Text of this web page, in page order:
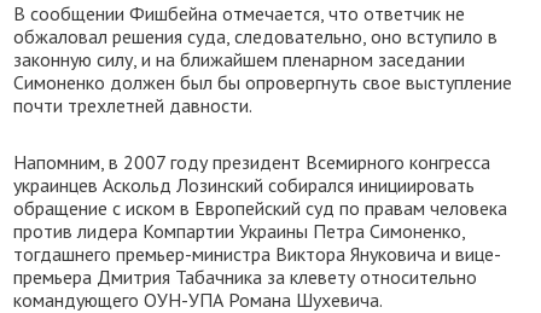
В сообщении Фишбейна отмечается, что ответчик не
обжаловал решения суда, следовательно, оно вступило в
законную силу, и на ближайшем пленарном заседании
Симоненко должен был бы опровергнуть свое выступление
почти трехлетней давности.
Напомним, в 2007 году президент Всемирного конгресса
украинцев Аскольд Лозинский собирался инициировать
обращение с иском в Европейский суд по правам человека
против лидера Компартии Украины Петра Симоненко,
тогдашнего премьер-министра Виктора Януковича и вице-
премьера Дмитрия Табачника за клевету относительно
командующего ОУН-УПА Романа Шухевича.